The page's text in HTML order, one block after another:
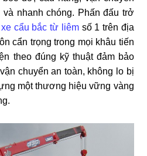
nhanh chóng. Phấn đấu trở
cẩu bắc từ liêmsố 1 trên địa
cẩn trọng trong mọi khâu tiến
theo đúng kỹ thuật đảm bảo
chuyển an toàn, không lo bị
một thương hiệu vững vàng